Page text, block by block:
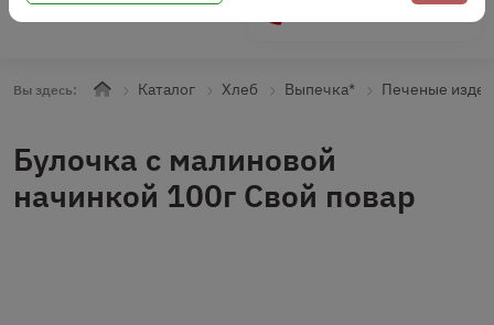
Вы здесь: Каталог Хлеб Выпечка* Печеные
Булочка с малиновой
начинкой 100г Свой повар